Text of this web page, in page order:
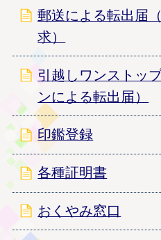
郵送による転出届
求）
引越しワンストッ
ンによる転出届）
印鑑登録
各種証明書
おくやみ窓口